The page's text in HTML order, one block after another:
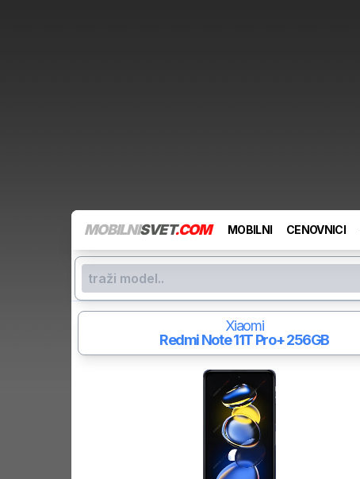
MOBILNISVET.COM MOBILNI CENOVNICI
Xiaomi
Redmi Note 11T Pro+256GB